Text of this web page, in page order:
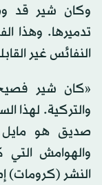
وكان شير قد
تدميرها. وهذا
النفائس غير
«كان شير
والتركية. لهذا
صديق هو
والهوامش التي
النشر (كرومات)